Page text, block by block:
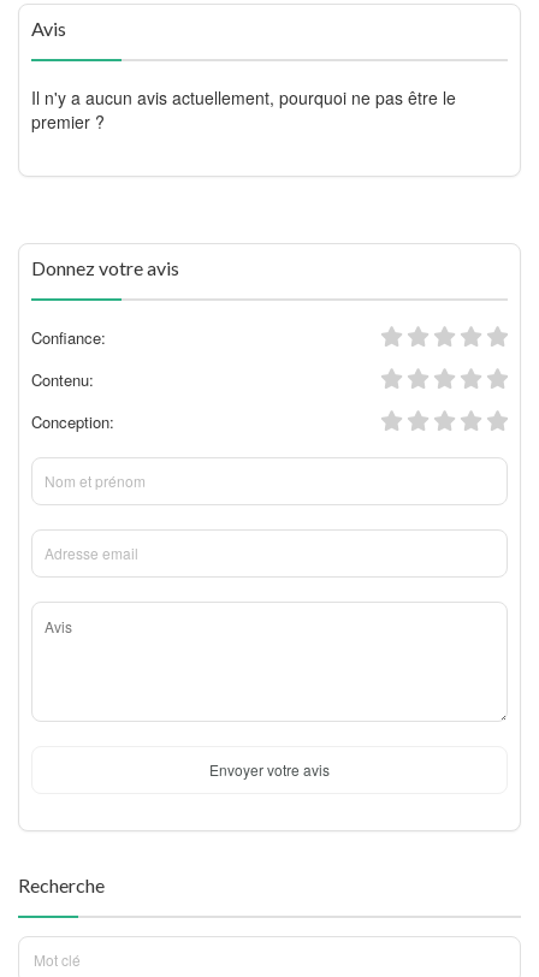
Avis
Il n'y a aucun avis actuellement, pourquoi ne pas être le
premier ?
Donnez votre avis
Confiance:
Contenu:
Conception:
Envoyer votre avis
Recherche